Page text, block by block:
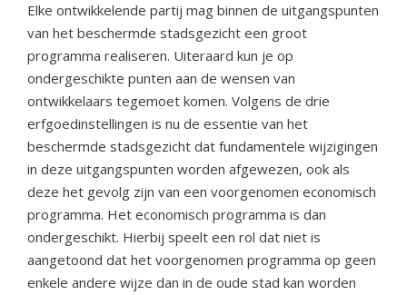
Elke ontwikkelende partij mag binnen de uitgangspunten
van het beschermde stadsgezicht een groot
programma realiseren. Uiteraard kun je op
ondergeschikte punten aan de wensen van
ontwikkelaars tegemoet komen. Volgens de drie
erfgoedinstellingen is nu de essentie van het
beschermde stadsgezicht dat fundamentele wijzigingen
in deze uitgangspunten worden afgewezen, ook als
deze het gevolg zijn van een voorgenomen economisch
programma. Het economisch programma is dan
ondergeschikt. Hierbij speelt een rol dat niet is
aangetoond dat het voorgenomen programma op geen
enkele andere wijze dan in de oude stad kan worden